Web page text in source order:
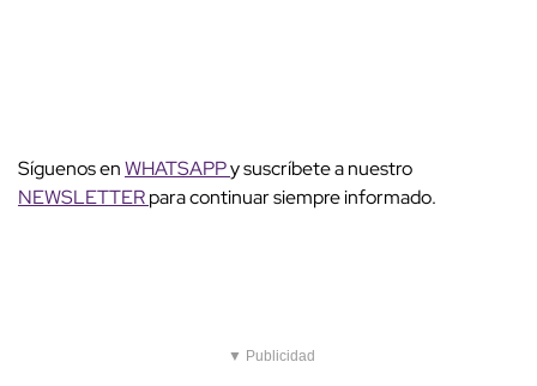
Síguenos enWHATSAPPy suscríbete a nuestro
NEWSLETTERpara continuar siempre informado.
▼ Publicidad